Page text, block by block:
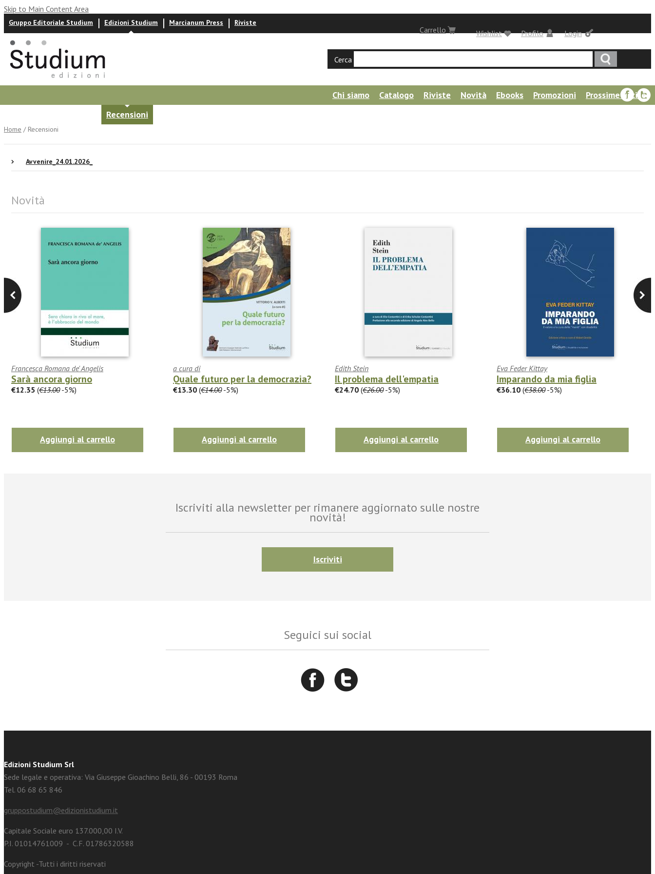
Skip to Main Content Area
Login
Carrello
Gruppo Editoriale Studium Edizioni Studium Marcianum Press Riviste
Profilo
Wishlist
Cerca
Chi siamo Catalogo Riviste Novità Ebooks Promozioni
Prossime uscite
Recensioni
Home / Recensioni
Avvenire_24.01.2026_
Novità
Francesca Romana de' Angelis
Sarà ancora giorno
€12.35 (€13.00-5%)
Aggiungi al carrello
a cura di
Quale futuro per la democrazia?
€13.30 (€14.00-5%)
Aggiungi al carrello
Edith Stein
Il problema dell'empatia
€24.70 (€26.00-5%)
Aggiungi al carrello
Eva Feder Kittay
Imparando da mia figlia
€36.10 (€38.00-5%)
Aggiungi al carrello
Iscriviti alla newsletter per rimanere aggiornato sulle nostre
novità!
Iscriviti
Seguici sui social
Edizioni Studium Srl
Sede legale e operativa: Via Giuseppe Gioachino Belli, 86 - 00193 Roma
Tel. 06 68 65 846
gruppostudium@edizionistudium.it
Capitale Sociale euro 137.000,00 I.V.
P.I. 01014761009 - C.F. 01786320588
Copyright -Tutti i diritti riservati